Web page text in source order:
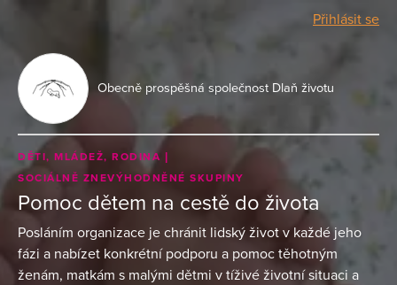
Přihlásit se
Obecně prospěšná společnost Dlaň životu
DĚTI, MLÁDEŽ, RODINA
SOCIÁLNĚ ZNEVÝHODNĚNÉ SKUPINY
Pomoc dětem na cestě do života
Posláním organizace je chránit lidský život v každé jeho
fázi a nabízet konkrétní podporu a pomoc těhotným
ženám, matkám s malými dětmi v tíživé životní situaci a